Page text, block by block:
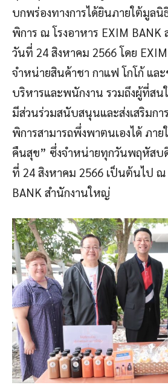
บกพร่องทางการได้ยินภายใต้มูลนิ
พิการ ณ โรงอาหาร EXIM
วันที่ 24 สิงหาคม 2566 โดย
จำหน่ายสินค้าชา กาแฟ โกโก้ แล
บริหารและพนักงาน รวมถึงผู้ที่สน
มีส่วนร่วมสนับสนุนและส่งเสริมกา
พิการสามารถพึ่งพาตนเองได้ ภาย
คืนสุข” ซึ่งจำหน่ายทุกวันพฤหัสบ
ที่ 24 สิงหาคม 2566 เป็นต้นไป ณ
BANK สำนักงานใหญ่